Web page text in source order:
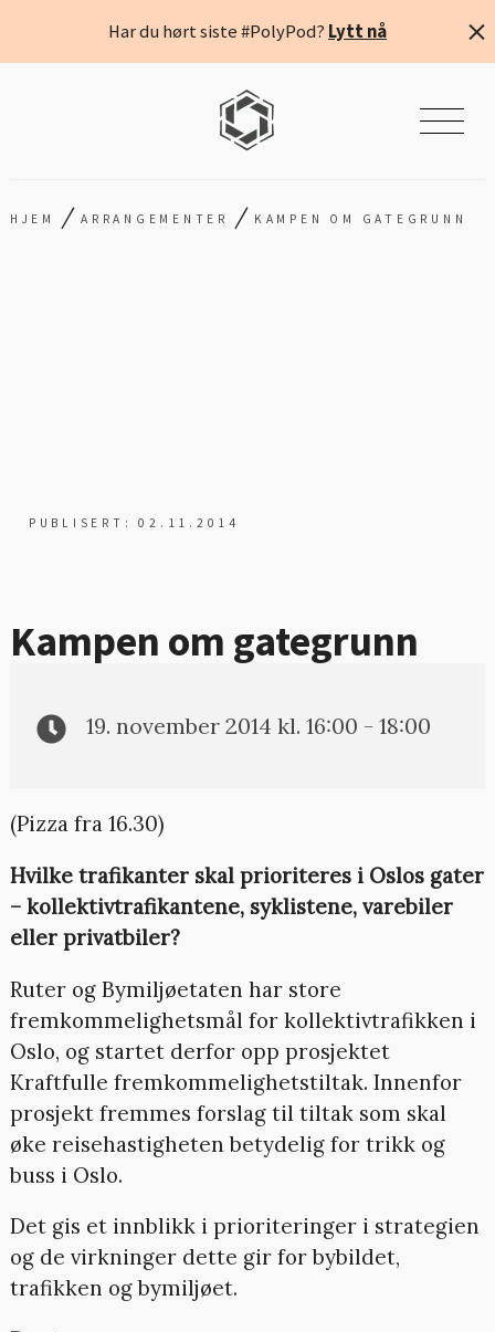
Har du hørt siste #PolyPod? Lytt nå
HJEM /ARRANGEMENTER / KAMPEN OM GATEGRUNN
PUBLISERT: 02.11.2014
Kampen om gategrunn
19. november 2014 kl. 16:00 - 18:00
(Pizza fra 16.30)
Hvilke trafikanter skal prioriteres i Oslos gater
– kollektivtrafikantene, syklistene, varebiler
eller privatbiler?
Ruter og Bymiljøetaten har store
fremkommelighetsmål for kollektivtrafikken i
Oslo, og startet derfor opp prosjektet
Kraftfulle fremkommelighetstiltak. Innenfor
prosjekt fremmes forslag til tiltak som skal
øke reisehastigheten betydelig for trikk og
buss i Oslo.
Det gis et innblikk i prioriteringer i strategien
og de virkninger dette gir for bybildet,
trafikken og bymiljøet.